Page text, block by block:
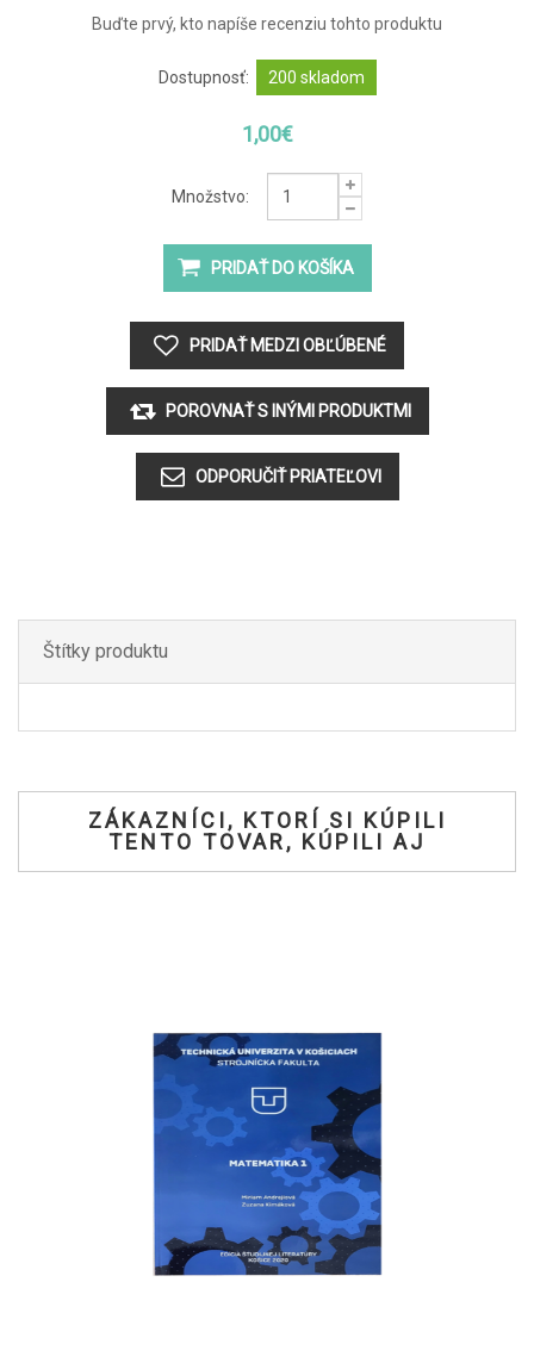
Buďte prvý, kto napíše recenziu tohto produktu
Dostupnosť: 200 skladom
1,00€
Množstvo:
Štítky produktu
ZÁKAZNÍCI, KTORÍ SI KÚPILI
TENTO TOVAR, KÚPILI AJ